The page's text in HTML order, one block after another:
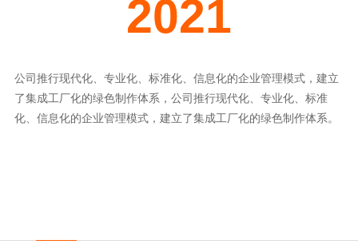
2021
公司推行现代化、专业化、标准化、信息化的企业管理模式，建立
了集成工厂化的绿色制作体系，公司推行现代化、专业化、标准
化、信息化的企业管理模式，建立了集成工厂化的绿色制作体系。